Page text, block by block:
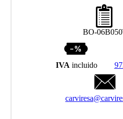
BO-
IVA incluido